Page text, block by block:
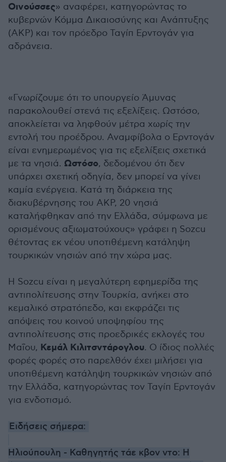
Οινούσσες» αναφέρει, κατηγορώντας το
κυβερνών Κόμμα Δικαιοσύνης και Ανάπτυξης
(ΑΚP) και τον πρόεδρο Ταγίπ Ερντογάν για
αδράνεια.
«Γνωρίζουμε ότι το υπουργείο Άμυνας
παρακολουθεί στενά τις εξελίξεις. Ωστόσο,
αποκλείεται να ληφθούν μέτρα χωρίς την
εντολή του προέδρου. Αναμφίβολα ο Ερντογάν
είναι ενημερωμένος για τις εξελίξεις σχετικά
με τα νησιά. Ωστόσο, δεδομένου ότι δεν
υπάρχει σχετική οδηγία, δεν μπορεί να γίνει
καμία ενέργεια. Κατά τη διάρκεια της
διακυβέρνησης του ΑΚΡ, 20 νησιά
καταλήφθηκαν από την Ελλάδα, σύμφωνα με
ορισμένους αξιωματούχους» γράφει η Sozcu
θέτοντας εκ νέου υποτιθέμενη κατάληψη
τουρκικών νησιών από την χώρα μας.
Η Sozcu είναι η μεγαλύτερη εφημερίδα της
αντιπολίτευσης στην Τουρκία, ανήκει στο
κεμαλικό στρατόπεδο, και εκφράζει τις
απόψεις του κοινού υποψηφίου της
αντιπολίτευσης στις προεδρικές εκλογές του
Μαΐου, Κεμάλ Κιλιτσντάρογλου. Ο ίδιος πολλές
φορές φορές στο παρελθόν έχει μιλήσει για
υποτιθέμενη κατάληψη τουρκικών νησιών από
την Ελλάδα, κατηγορώντας τον Ταγίπ Ερντογάν
για ενδοτισμό.
Ειδήσεις σήμερα:
Ηλιούπουλη - Καθηγητής τάε κβον ντο: Η